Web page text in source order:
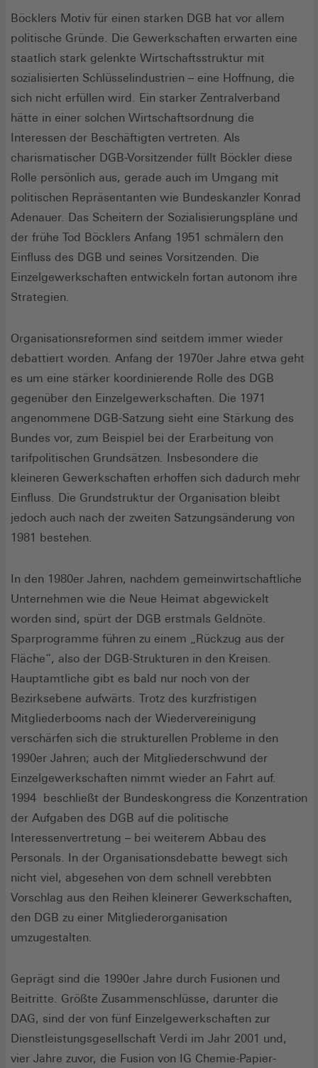
Böcklers Motiv für einen starken DGB hat vor allem
politische Gründe. Die Gewerkschaften erwarten eine
staatlich stark gelenkte Wirtschaftsstruktur mit
sozialisierten Schlüsselindustrien – eine Hoffnung, die
sich nicht erfüllen wird. Ein starker Zentralverband
hätte in einer solchen Wirtschaftsordnung die
Interessen der Beschäftigten vertreten. Als
charismatischer DGB-Vorsitzender füllt Böckler diese
Rolle persönlich aus, gerade auch im Umgang mit
politischen Repräsentanten wie Bundeskanzler Konrad
Adenauer. Das Scheitern der Sozialisierungspläne und
der frühe Tod Böcklers Anfang 1951 schmälern den
Einfluss des DGB und seines Vorsitzenden. Die
Einzelgewerkschaften entwickeln fortan autonom ihre
Strategien.
Organisationsreformen sind seitdem immer wieder
debattiert worden. Anfang der 1970er Jahre etwa geht
es um eine stärker koordinierende Rolle des DGB
gegenüber den Einzelgewerkschaften. Die 1971
angenommene DGB-Satzung sieht eine Stärkung des
Bundes vor, zum Beispiel bei der Erarbeitung von
tarifpolitischen Grundsätzen. Insbesondere die
kleineren Gewerkschaften erhoffen sich dadurch mehr
Einfluss. Die Grundstruktur der Organisation bleibt
jedoch auch nach der zweiten Satzungsänderung von
1981 bestehen.
In den 1980er Jahren, nachdem gemeinwirtschaftliche
Unternehmen wie die Neue Heimat abgewickelt
worden sind, spürt der DGB erstmals Geldnöte.
Sparprogramme führen zu einem „Rückzug aus der
Fläche“, also der DGB-Strukturen in den Kreisen.
Hauptamtliche gibt es bald nur noch von der
Bezirksebene aufwärts. Trotz des kurzfristigen
Mitgliederbooms nach der Wiedervereinigung
verschärfen sich die strukturellen Probleme in den
1990er Jahren; auch der Mitgliederschwund der
Einzelgewerkschaften nimmt wieder an Fahrt auf.
1994 beschließt der Bundeskongress die Konzentration
der Aufgaben des DGB auf die politische
Interessenvertretung – bei weiterem Abbau des
Personals. In der Organisationsdebatte bewegt sich
nicht viel, abgesehen von dem schnell verebbten
Vorschlag aus den Reihen kleinerer Gewerkschaften,
den DGB zu einer Mitgliederorganisation
umzugestalten.
Geprägt sind die 1990er Jahre durch Fusionen und
Beitritte. Größte Zusammenschlüsse, darunter die
DAG, sind der von fünf Einzelgewerkschaften zur
Dienstleistungsgesellschaft Verdi im Jahr 2001 und,
vier Jahre zuvor, die Fusion von IG Chemie-Papier-